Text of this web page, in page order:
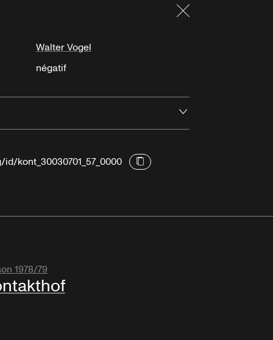
Walter Vogel
négatif
kont_30030701_57_0000
1978/79